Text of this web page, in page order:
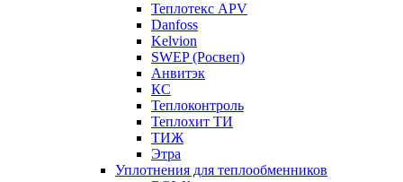
Теплотекс APV
Danfoss
Kelvion
SWEP (Росвеп)
Анвитэк
КС
Теплоконтроль
Теплохит ТИ
ТИЖ
Этра
Уплотнения для теплообменников